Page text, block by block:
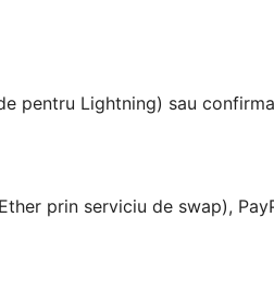
pentru Lightning) sau
prin serviciu de swap),